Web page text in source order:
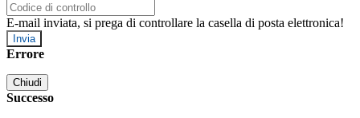
E-mail inviata, si prega di controllare la casella di posta elettronica!
Errore
Chiudi
Successo